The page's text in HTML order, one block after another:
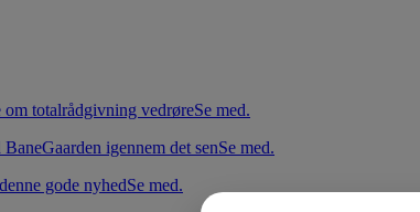
om totalrådgivning vedrøreSe med.
igennem det senSe med.
gode nyhedSe med.